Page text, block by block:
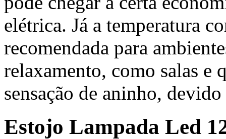
elétrica. Já a temperatura
recomendada para
relaxamento, como salas e
sensação de aninho,
Estojo Lampada Led